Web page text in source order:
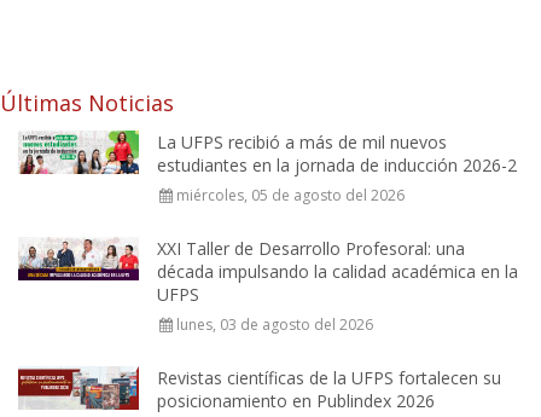
Últimas Noticias
La UFPS recibió a más de mil nuevos
estudiantes en la jornada de inducción 2026-2
miércoles, 05 de agosto del 2026
XXI Taller de Desarrollo Profesoral: una
década impulsando la calidad académica en la
UFPS
lunes, 03 de agosto del 2026
Revistas científicas de la UFPS fortalecen su
posicionamiento en Publindex 2026